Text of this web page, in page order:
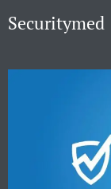
Securitymed